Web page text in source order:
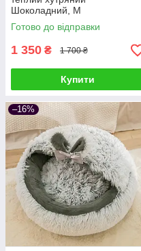
Шоколадний, M
Готово до відправки
1 350 ₴ 1 700 ₴
Купити
–16%